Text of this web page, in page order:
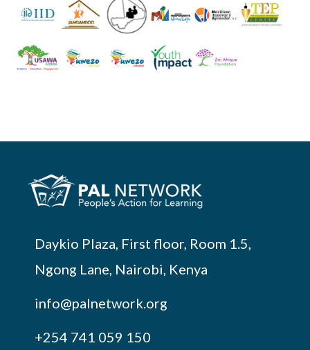
Daykio Plaza, First floor, Room 1.5,
Ngong Lane, Nairobi, Kenya
info@palnetwork.org
+254 741 059 150